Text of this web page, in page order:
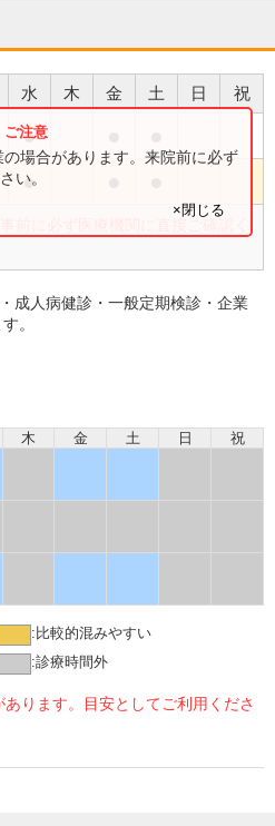
水 木 金 土 日 祝
●
●
前に必ず医療機関に直接ご確認く
場合があります。来院前に必ず
い。
×閉じる
成人病健診・一般定期検診・企業
。
木 金 土 日 祝
: 比較的混みやすい
:診療時間外
ります。目安としてご利用くださ